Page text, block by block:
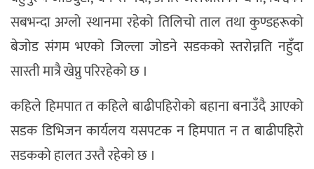
सबभन्दा अग्लो स्थानमा रहेको तिलिचो ताल तथा कुण्डहरूको
बेजोड संगम भएको जिल्ला जोडने सडकको स्तरोन्नति नहुँदा
सास्ती मात्रै खेप्नु परिरहेको छ ।
कहिले हिमपात त कहिले बाढीपहिरोको बहाना बनाउँदै आएको
सडक डिभिजन कार्यलय यसपटक न हिमपात न त बाढीपहिरो
सडकको हालत उस्तै रहेको छ ।